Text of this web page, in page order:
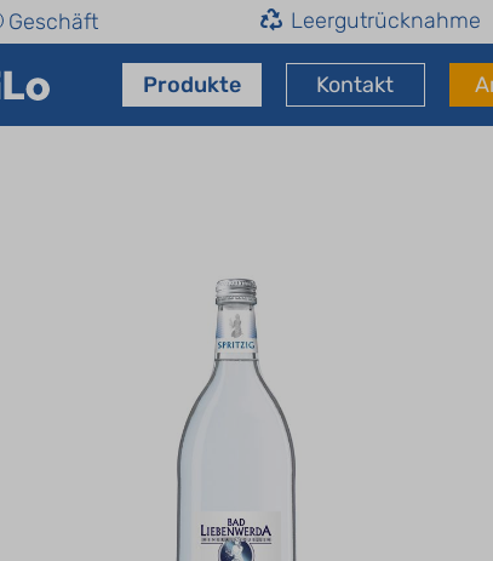
Geschäft Leergutrücknahme
Produkte Kontakt